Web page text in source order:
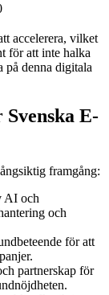
accelerera, vilket
för att inte halka
på denna digitala
E-
framgång:
AI och
och
för att
partnerskap för